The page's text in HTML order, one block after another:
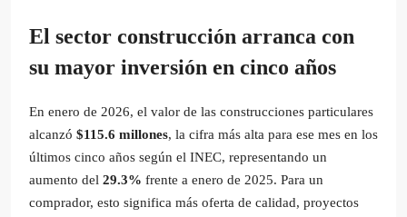
El sector construcción arranca con
su mayor inversión en cinco años
En enero de 2026, el valor de las construcciones particulares
alcanzó $115.6 millones, la cifra más alta para ese mes en los
últimos cinco años según el INEC, representando un
aumento del 29.3% frente a enero de 2025. Para un
comprador, esto significa más oferta de calidad, proyectos